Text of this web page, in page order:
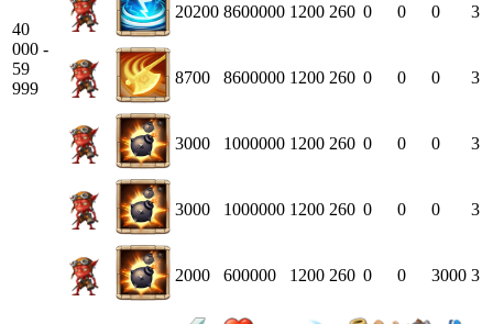
40
000 -
59
999
20200 8600000 1200 260 0 0 0 3
8700 8600000 1200 260 0 0 0 3
3000 1000000 1200 260 0 0 0 3
3000 1000000 1200 260 0 0 0 3
2000 600000 1200 260 0 0 3000 3